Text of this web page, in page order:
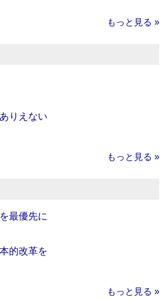
もっと見る »
りえない
もっと見る »
最優先に
的改革を
もっと見る »